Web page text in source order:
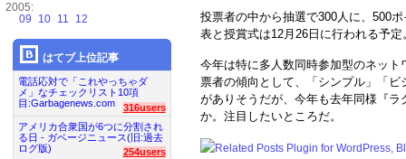
投票者の中から抽選で300人に、500
表と授賞式は12月26日に行われる予定
今年は特に多人数同時参加型のネッ
票者の傾向として、「シンプル」「
がありそうだが、今年も去年同様『
か。注目したいところだ。
2005:
09
10 11 12
はてブ上位記事
電話応対で「これやっちゃダ
メ」なチェックリスト10項
目:Garbagenews.com
316users
アメリカ合衆国が6つに分割され
る日 - ガベージニュース(旧:過去
ログ版)
254users